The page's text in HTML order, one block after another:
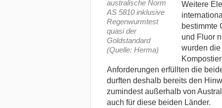
australische Norm
AS 5810 inklusive
Regenwurmtest
quasi der
Goldstandard
(Quelle: Herma)
Weitere
bestimmte
und Fluor
wurden
Anforderungen erfüllten die
durften deshalb bereits den
zumindest außerhalb von
auch für diese beiden Länder.